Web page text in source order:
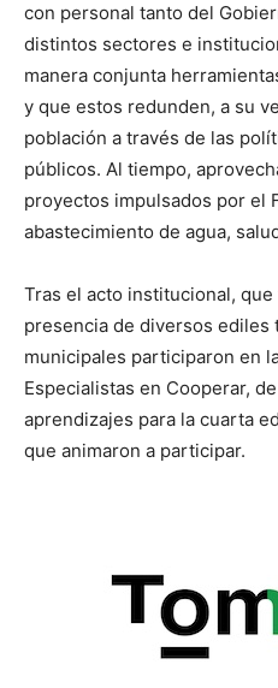
con personal tanto del
distintos sectores e
manera conjunta
y que estos redunden, a su
población a través de las
públicos. Al tiempo,
proyectos impulsados por el
abastecimiento de agua,
Tras el acto institucional,
presencia de diversos ediles
municipales participaron en
Especialistas en Cooperar,
aprendizajes para la cuarta
que animaron a participar.